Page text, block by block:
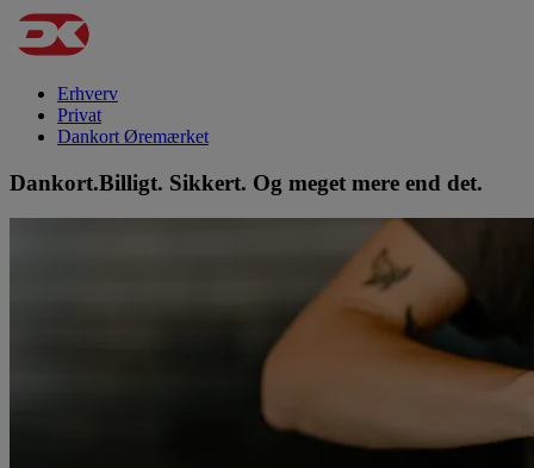
Erhverv
Privat
Dankort Øremærket
Dankort.Billigt. Sikkert. Og meget mere end det.